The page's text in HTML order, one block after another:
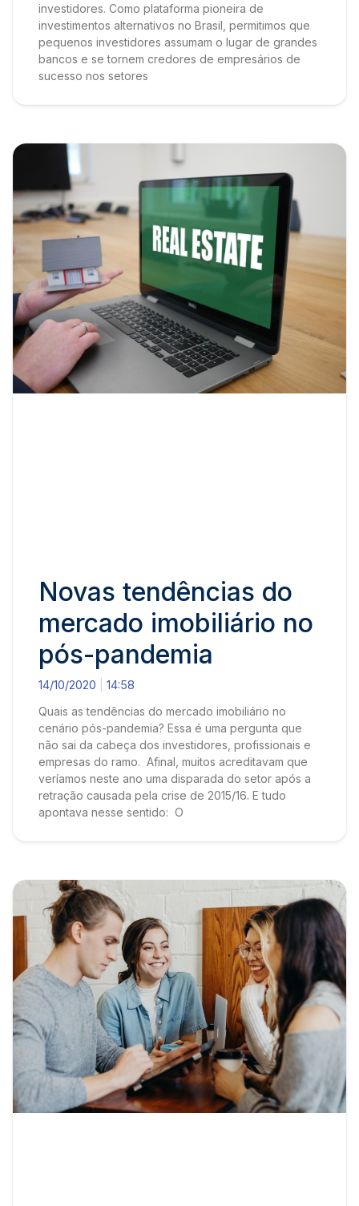
investidores. Como plataforma pioneira de
investimentos alternativos no Brasil, permitimos que
pequenos investidores assumam o lugar de grandes
bancos e se tornem credores de empresários de
sucesso nos setores
Novas tendências do
mercado imobiliário no
pós-pandemia
14/10/2020
14:58
Quais as tendências do mercado imobiliário no
cenário pós-pandemia? Essa é uma pergunta que
não sai da cabeça dos investidores, profissionais e
empresas do ramo. Afinal, muitos acreditavam que
veríamos neste ano uma disparada do setor após a
retração causada pela crise de 2015/16. E tudo
apontava nesse sentido: O